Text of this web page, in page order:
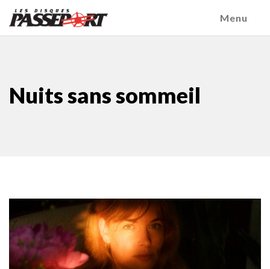
Menu
Nuits sans sommeil